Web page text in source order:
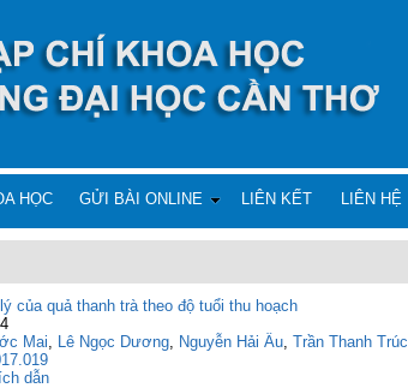
HỌC GỬI BÀI ONLINE LIÊN KẾT LIÊN HỆ
của quả thanh trà theo độ tuổi thu hoạch
Mai, Lê Ngọc Dương, Nguyễn Hải Âu, Trần Thanh Trúc
dẫn